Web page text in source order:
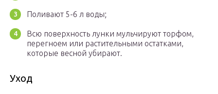
Поливают 5-6 л воды;
Всю поверхность лунки мульчируют торфом,
перегноем или растительными остатками,
которые весной убирают.
Уход